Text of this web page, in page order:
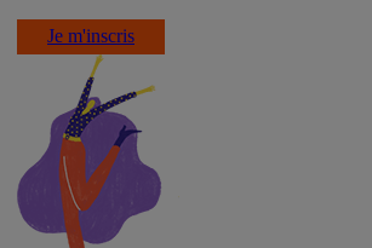
Je m'inscris